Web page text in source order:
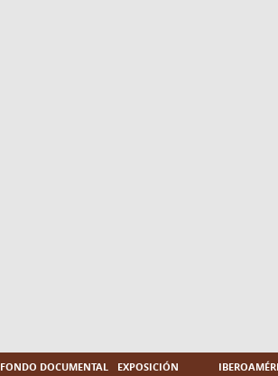
FONDO DOCUMENTAL EXPOSICIÓN